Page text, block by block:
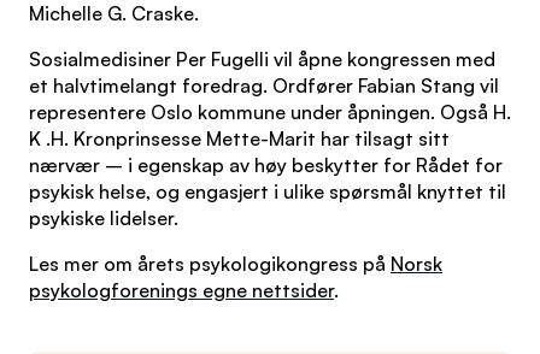
Michelle G. Craske.
Sosialmedisiner Per Fugelli vil åpne kongressen med
et halvtimelangt foredrag. Ordfører Fabian Stang vil
representere Oslo kommune under åpningen. Også H.
K .H. Kronprinsesse Mette-Marit har tilsagt sitt
nærvær – i egenskap av høy beskytter for Rådet for
psykisk helse, og engasjert i ulike spørsmål knyttet til
psykiske lidelser.
Les mer om årets psykologikongress på Norsk
psykologforenings egne nettsider.